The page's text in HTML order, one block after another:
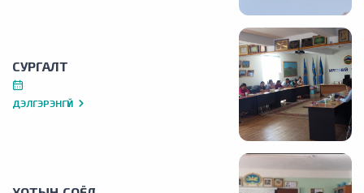
СУРГАЛТ
ДЭЛГЭРЭНГҮЙ